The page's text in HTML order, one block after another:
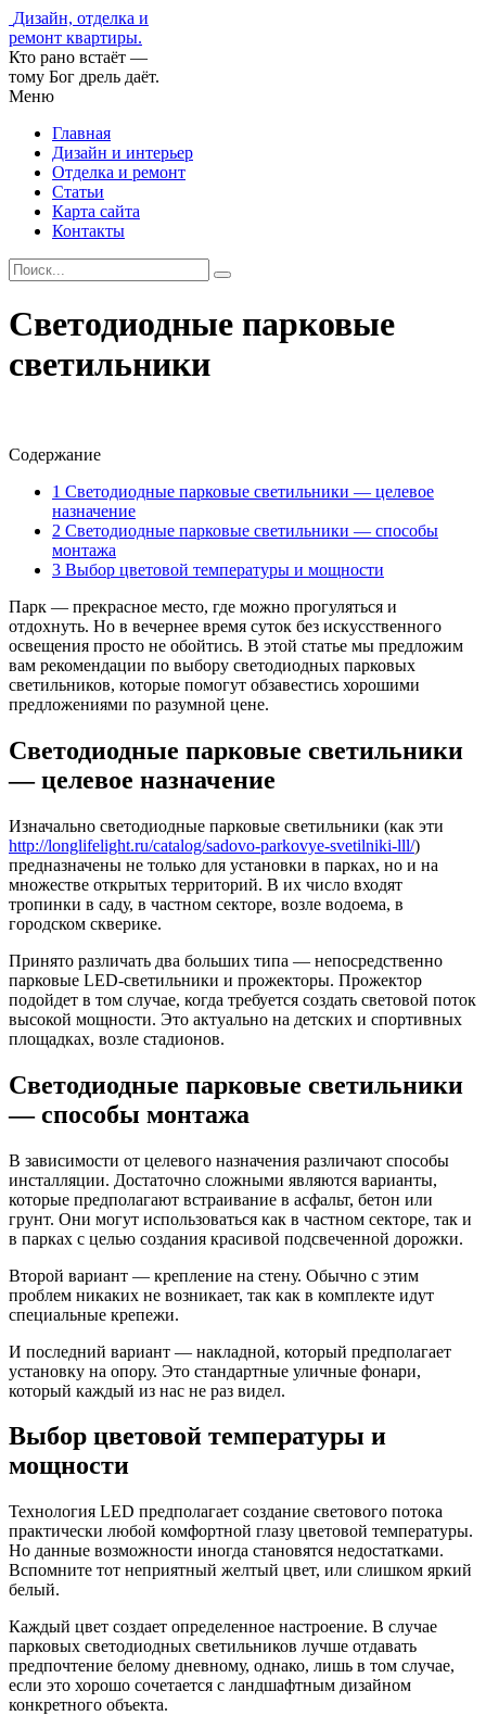
Дизайн, отделка и
ремонт квартиры.
Кто рано встаёт —
тому Бог дрель даёт.
Меню
Главная
Дизайн и интерьер
Отделка и ремонт
Статьи
Карта сайта
Контакты
Светодиодные парковые
светильники
Содержание
1 Светодиодные парковые светильники — целевое
назначение
2 Светодиодные парковые светильники — способы
монтажа
3 Выбор цветовой температуры и мощности
Парк — прекрасное место, где можно прогуляться и
отдохнуть. Но в вечернее время суток без искусственного
освещения просто не обойтись. В этой статье мы предложим
вам рекомендации по выбору светодиодных парковых
светильников, которые помогут обзавестись хорошими
предложениями по разумной цене.
Светодиодные парковые светильники
— целевое назначение
Изначально светодиодные парковые светильники (как эти
http://longlifelight.ru/catalog/sadovo-parkovye-svetilniki-lll/)
предназначены не только для установки в парках, но и на
множестве открытых территорий. В их число входят
тропинки в саду, в частном секторе, возле водоема, в
городском скверике.
Принято различать два больших типа — непосредственно
парковые LED-светильники и прожекторы. Прожектор
подойдет в том случае, когда требуется создать световой поток
высокой мощности. Это актуально на детских и спортивных
площадках, возле стадионов.
Светодиодные парковые светильники
— способы монтажа
В зависимости от целевого назначения различают способы
инсталляции. Достаточно сложными являются варианты,
которые предполагают встраивание в асфальт, бетон или
грунт. Они могут использоваться как в частном секторе, так и
в парках с целью создания красивой подсвеченной дорожки.
Второй вариант — крепление на стену. Обычно с этим
проблем никаких не возникает, так как в комплекте идут
специальные крепежи.
И последний вариант — накладной, который предполагает
установку на опору. Это стандартные уличные фонари,
который каждый из нас не раз видел.
Выбор цветовой температуры и
мощности
Технология LED предполагает создание светового потока
практически любой комфортной глазу цветовой температуры.
Но данные возможности иногда становятся недостатками.
Вспомните тот неприятный желтый цвет, или слишком яркий
белый.
Каждый цвет создает определенное настроение. В случае
парковых светодиодных светильников лучше отдавать
предпочтение белому дневному, однако, лишь в том случае,
если это хорошо сочетается с ландшафтным дизайном
конкретного объекта.